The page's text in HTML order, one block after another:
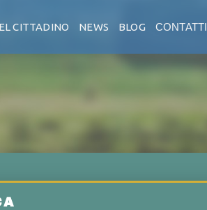
CITTADINO NEWS BLOG CONTATTI